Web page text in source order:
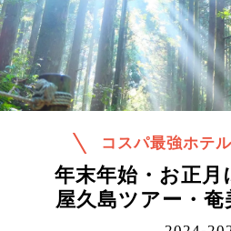
コスパ最強ホテ
年末年始・お正
屋久島ツアー・